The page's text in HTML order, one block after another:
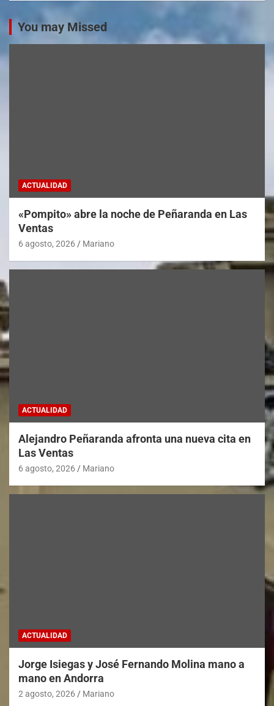
You may Missed
ACTUALIDAD
«Pompito» abre la noche de Peñaranda en Las
Ventas
6 agosto, 2026 Mariano
ACTUALIDAD
Alejandro Peñaranda afronta una nueva cita en
Las Ventas
6 agosto, 2026 Mariano
ACTUALIDAD
Jorge Isiegas y José Fernando Molina mano a
mano en Andorra
2 agosto, 2026 Mariano